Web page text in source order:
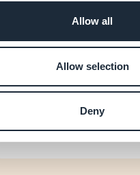
Allow all
Allow selection
Deny
Gestionar tus
Gestionar los ajustes
Más información→